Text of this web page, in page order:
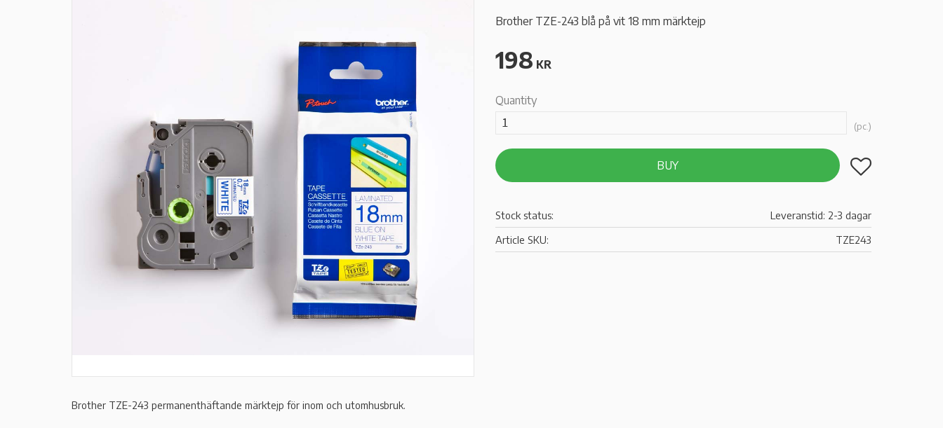
Brother TZE-243 blå på vit 18 mm märktejp
198 KR
Quantity
pc.
BUY Add to favorites
Stock status
Leveranstid: 2-3 dagar
Article SKU
TZE243
Brother TZE-243 permanenthäftande märktejp för inom och utomhusbruk.